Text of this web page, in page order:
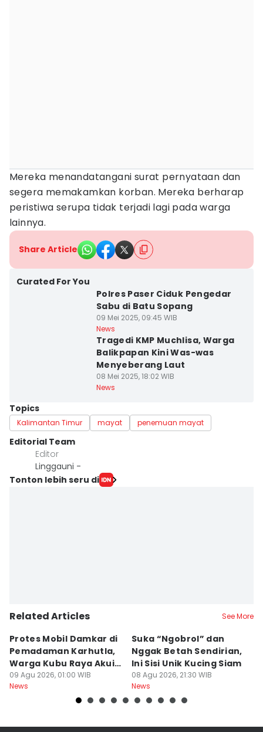
Mereka menandatangani surat pernyataan dan
segera memakamkan korban. Mereka berharap
peristiwa serupa tidak terjadi lagi pada warga
lainnya.
Share Article
Curated For You
Polres Paser Ciduk Pengedar
Sabu di Batu Sopang
09 Mei 2025, 09:45 WIB
News
Tragedi KMP Muchlisa, Warga
Balikpapan Kini Was-was
Menyeberang Laut
08 Mei 2025, 18:02 WIB
News
Topics
Kalimantan Timur mayat penemuan mayat
Editorial Team
Editor
Linggauni -
Tonton lebih seru di
Related Articles See More
Protes Mobil Damkar di
Pemadaman Karhutla,
Warga Kubu Raya Akui
Khilaf
09 Agu 2026, 01:00 WIB
News
Suka “Ngobrol” dan
Nggak Betah Sendirian,
Ini Sisi Unik Kucing Siam
08 Agu 2026, 21:30 WIB
News